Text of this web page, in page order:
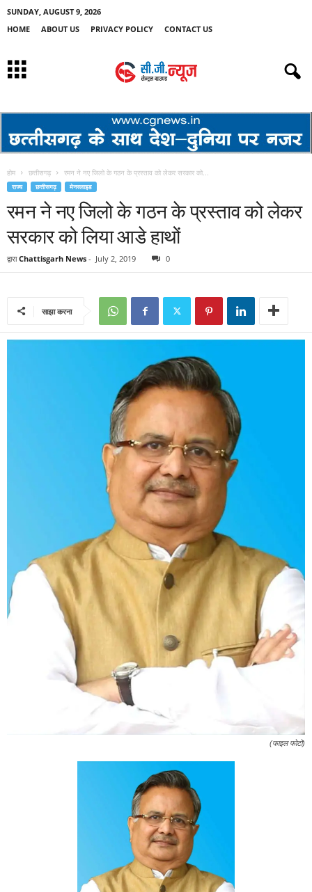
SUNDAY, AUGUST 9, 2026
HOME
ABOUT US PRIVACY POLICY CONTACT US
होम छत्तीसगढ़ रमन ने नए जिलो के गठन के प्रस्ताव को लेकर सरकार को...
राज्य छत्तीसगढ़ मेनस्लाइड
रमन ने नए जिलो के गठन के प्रस्ताव को लेकर
सरकार को लिया आडे हाथों
द्वारा Chattisgarh News - July 2, 2019 0
साझा करना
(फाइल फोटो)